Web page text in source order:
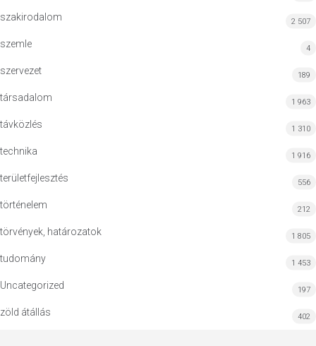
szakirodalom 2 507
szemle 4
szervezet 189
társadalom 1 963
távközlés 1 310
technika 1 916
területfejlesztés 556
történelem 212
törvények, határozatok 1 805
tudomány 1 453
Uncategorized 197
zöld átállás 402